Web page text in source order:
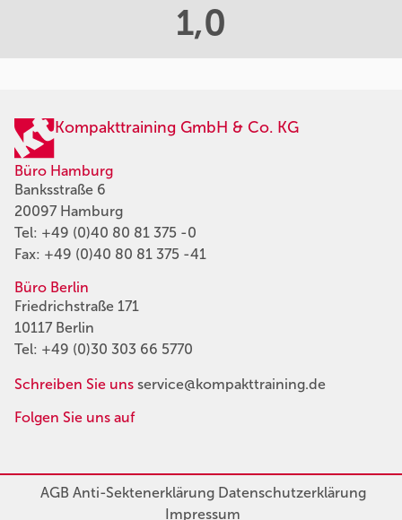
1,0
Kompakttraining GmbH & Co. KG
Büro Hamburg
Banksstraße 6
20097 Hamburg
Tel: +49 (0)40 80 81 375 -0
Fax: +49 (0)40 80 81 375 -41
Büro Berlin
Friedrichstraße 171
10117 Berlin
Tel: +49 (0)30 303 66 5770
Schreiben Sie uns service@kompakttraining.de
Folgen Sie uns auf
AGBAnti-SektenerklärungDatenschutzerklärung
Impressum